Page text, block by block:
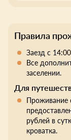
Правила
Заезд с
Все
заселении.
Для
Проживание
рублей в
кроватка.